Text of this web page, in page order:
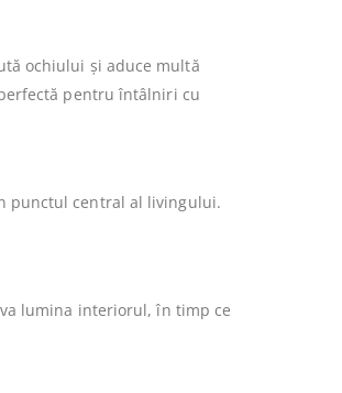
ochiului și aduce multă
pentru întâlniri cu
punctul central al livingului.
lumina interiorul, în timp ce